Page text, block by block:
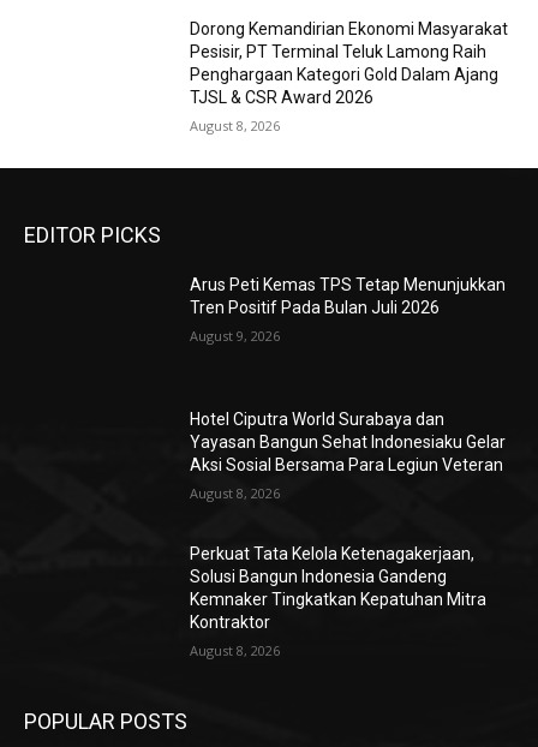
Dorong Kemandirian Ekonomi Masyarakat
Pesisir, PT Terminal Teluk Lamong Raih
Penghargaan Kategori Gold Dalam Ajang
TJSL & CSR Award 2026
August 8, 2026
EDITOR PICKS
Arus Peti Kemas TPS Tetap Menunjukkan
Tren Positif Pada Bulan Juli 2026
August 9, 2026
Hotel Ciputra World Surabaya dan
Yayasan Bangun Sehat Indonesiaku Gelar
Aksi Sosial Bersama Para Legiun Veteran
August 8, 2026
Perkuat Tata Kelola Ketenagakerjaan,
Solusi Bangun Indonesia Gandeng
Kemnaker Tingkatkan Kepatuhan Mitra
Kontraktor
August 8, 2026
POPULAR POSTS